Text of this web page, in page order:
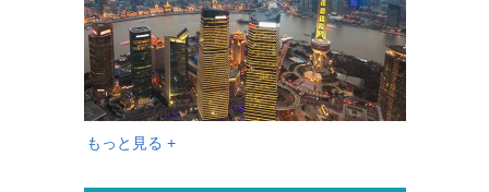
もっと見る +